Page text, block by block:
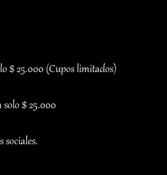
$ 25.000 (Cupos limitados)
solo $ 25.000
sociales.